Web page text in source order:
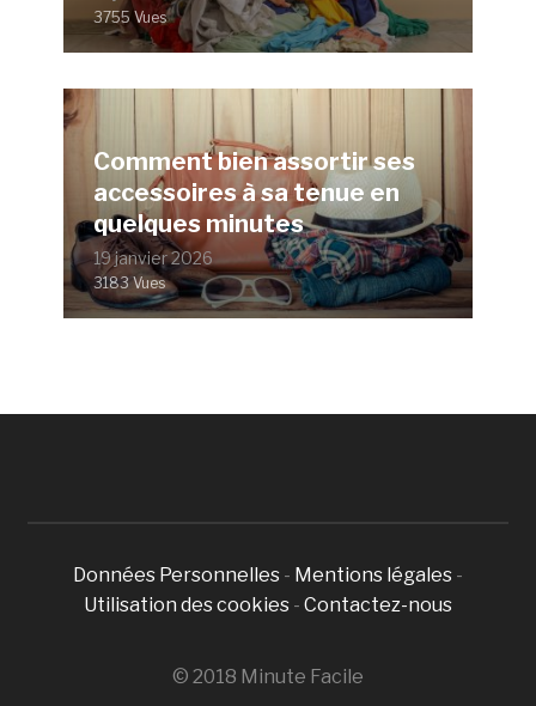
3755 Vues
Comment bien assortir ses
accessoires à sa tenue en
quelques minutes
19 janvier 2026
3183 Vues
Données Personnelles - Mentions légales -
Utilisation des cookies - Contactez-nous
© 2018 Minute Facile